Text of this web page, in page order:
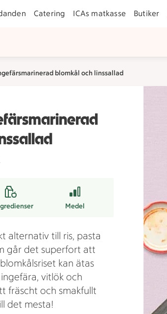
Catering ICAs matkasse Butiker
blomkål och linssallad
har 1 kommentarer
Medel
alternativ till ris, pasta
går det superfort att
kan ätas
vitlök och
fräscht och smakfullt
det mesta!